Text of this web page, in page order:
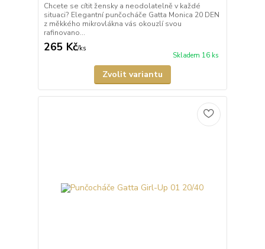
Chcete se cítit žensky a neodolatelně v každé
situaci? Elegantní punčocháče Gatta Monica 20 DEN
z měkkého mikrovlákna vás okouzlí svou
rafinovano...
265 Kč/ks
Skladem 16 ks
Zvolit variantu